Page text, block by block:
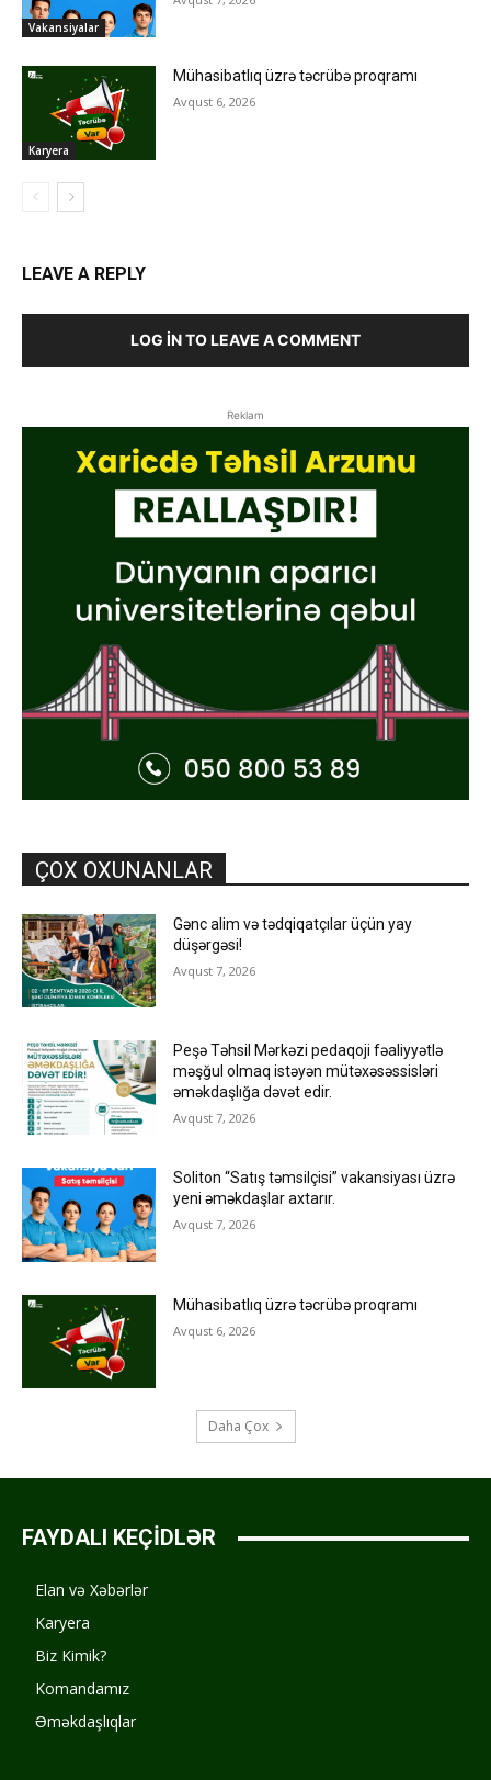
Vakansiyalar
Karyera
Mühasibatlıq üzrə təcrübə proqramı
Avqust 6, 2026
LEAVE A REPLY
LOG IN TO LEAVE A COMMENT
Reklam
ÇOX OXUNANLAR
Gənc alim və tədqiqatçılar üçün yay
düşərgəsi!
Avqust 7, 2026
Peşə Təhsil Mərkəzi pedaqoji fəaliyyətlə
məşğul olmaq istəyən mütəxəsəssisləri
əməkdaşlığa dəvət edir.
Avqust 7, 2026
Soliton “Satış təmsilçisi” vakansiyası üzrə
yeni əməkdaşlar axtarır.
Avqust 7, 2026
Mühasibatlıq üzrə təcrübə proqramı
Avqust 6, 2026
Daha Çox
FAYDALI KEÇİDLƏR
Elan və Xəbərlər
Karyera
Biz Kimik?
Komandamız
Əməkdaşlıqlar